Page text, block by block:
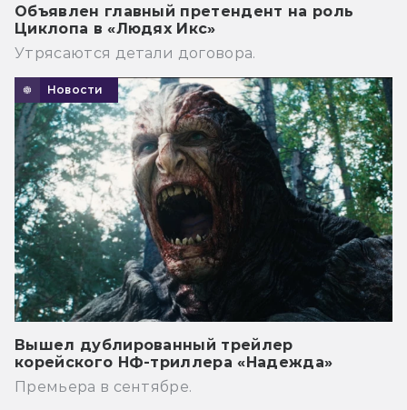
Объявлен главный претендент на роль
Циклопа в «Людях Икс»
Утрясаются детали договора.
Новости
Вышел дублированный трейлер
корейского НФ-триллера «Надежда»
Премьера в сентябре.